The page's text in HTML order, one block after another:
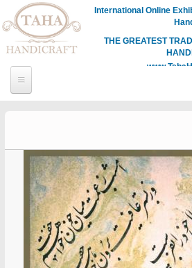
International Online
THE GREATEST